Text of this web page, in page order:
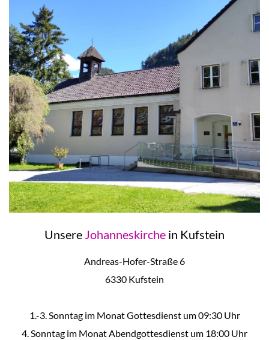
Unsere Johanneskirche in Kufstein
Andreas-Hofer-Straße 6
6330 Kufstein
1.-3. Sonntag im Monat Gottesdienst um 09:30 Uhr
4. Sonntag im Monat Abendgottesdienst um 18:00 Uhr